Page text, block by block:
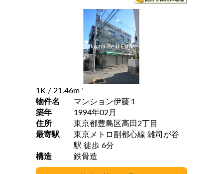
1K / 21.46m 2
物件名
マンション伊藤１
築年
1994年02月
住所
東京都豊島区高田2丁目
最寄駅
東京メトロ副都心線 雑司が谷
駅 徒歩 6分
構造
鉄骨造